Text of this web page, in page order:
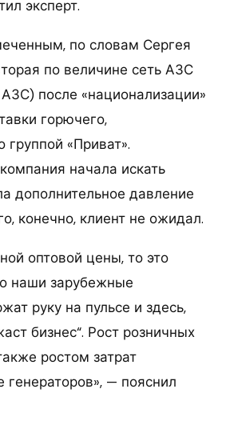
эксперт.
по словам Сергея
по величине сеть АЗС
после «национализации»
горючего,
«Приват».
начала искать
дополнительное давление
конечно, клиент не ожидал.
оптовой цены, то это
наши зарубежные
руку на пульсе и здесь,
бизнес“. Рост розничных
ростом затрат
генераторов», — пояснил